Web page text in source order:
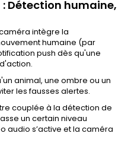
Détection humaine,
intègre la
humaine (par
push dès qu'une
animal, une ombre ou un
les fausses alertes.
couplée à la détection de
un certain niveau
audio s’active et la caméra